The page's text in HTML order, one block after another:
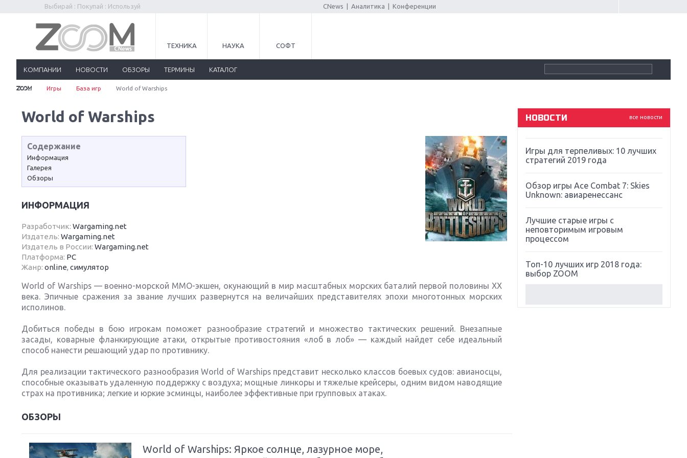
Выбирай : Покупай : Используй CNews Аналитика Конференции
ТЕХНИКА НАУКА СОФТ
КОМПАНИИ НОВОСТИ ОБЗОРЫ ТЕРМИНЫ КАТАЛОГ
Игры База игр World of Warships
World of Warships
Содержание
Информация
Галерея
Обзоры
ИНФОРМАЦИЯ
Разработчик: Wargaming.net
Издатель: Wargaming.net
Издатель в России: Wargaming.net
Платформа: PC
Жанр: online, симулятор
World of Warships — военно-морской ММО-экшен, окунающий в мир масштабных морских баталий первой половины ХХ
века. Эпичные сражения за звание лучших развернутся на величайших представителях эпохи многотонных морских
исполинов.
Добиться победы в бою игрокам поможет разнообразие стратегий и множество тактических решений. Внезапные
засады, коварные фланкирующие атаки, открытые противостояния «лоб в лоб» — каждый найдет себе идеальный
способ нанести решающий удар по противнику.
Для реализации тактического разнообразия World of Warships представит несколько классов боевых судов: авианосцы,
способные оказывать удаленную поддержку с воздуха; мощные линкоры и тяжелые крейсеры, одним видом наводящие
страх на противника; легкие и юркие эсминцы, наиболее эффективные при групповых атаках.
ОБЗОРЫ
World of Warships: Яркое солнце, лазурное море,
все новости
НОВОСТИ
Souls
Far Cry 5: хвалить нельзя ругать
Игры для терпеливых: 10 лучших
стратегий 2019 года
Обзор игры Ace Combat 7: Skies
Unknown: авиаренессанс
Лучшие старые игры с
неповторимым игровым
процессом
Топ-10 лучших игр 2018 года:
выбор ZOOM
Next